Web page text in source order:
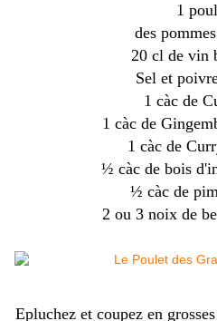
1
des
20 cl de vin
Sel et
1 càc de
1 càc de
1 càc de
½ càc de bois
½ càc de
2 ou 3 noix de
Epluchez et coupez en